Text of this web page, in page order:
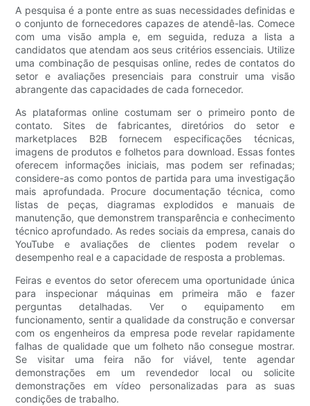
A pesquisa é a ponte entre as suas necessidades definidas e
o conjunto de fornecedores capazes de atendê-las. Comece
com uma visão ampla e, em seguida, reduza a lista a
candidatos que atendam aos seus critérios essenciais. Utilize
uma combinação de pesquisas online, redes de contatos do
setor e avaliações presenciais para construir uma visão
abrangente das capacidades de cada fornecedor.
As plataformas online costumam ser o primeiro ponto de
contato. Sites de fabricantes, diretórios do setor e
marketplaces B2B fornecem especificações técnicas,
imagens de produtos e folhetos para download. Essas fontes
oferecem informações iniciais, mas podem ser refinadas;
considere-as como pontos de partida para uma investigação
mais aprofundada. Procure documentação técnica, como
listas de peças, diagramas explodidos e manuais de
manutenção, que demonstrem transparência e conhecimento
técnico aprofundado. As redes sociais da empresa, canais do
YouTube e avaliações de clientes podem revelar o
desempenho real e a capacidade de resposta a problemas.
Feiras e eventos do setor oferecem uma oportunidade única
para inspecionar máquinas em primeira mão e fazer
perguntas detalhadas. Ver o equipamento em
funcionamento, sentir a qualidade da construção e conversar
com os engenheiros da empresa pode revelar rapidamente
falhas de qualidade que um folheto não consegue mostrar.
Se visitar uma feira não for viável, tente agendar
demonstrações em um revendedor local ou solicite
demonstrações em vídeo personalizadas para as suas
condições de trabalho.